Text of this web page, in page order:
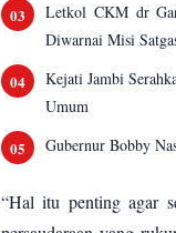
Letkol CKM dr
Diwarnai Misi
Kejati Jambi
Umum
Gubernur Bobby
“Hal itu penting agar